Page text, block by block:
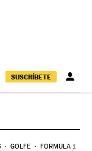
SUSCRÍBETE
GOLFE FORMULA 1